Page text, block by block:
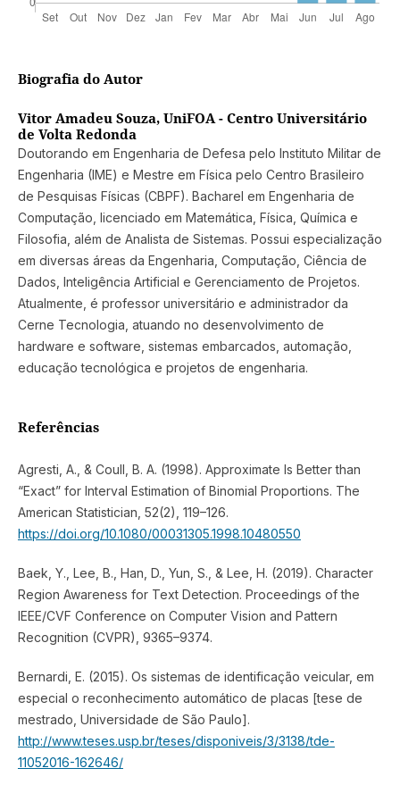
Biografia do Autor
Vitor Amadeu Souza, UniFOA - Centro Universitário
de Volta Redonda
Doutorando em Engenharia de Defesa pelo Instituto Militar de
Engenharia (IME) e Mestre em Física pelo Centro Brasileiro
de Pesquisas Físicas (CBPF). Bacharel em Engenharia de
Computação, licenciado em Matemática, Física, Química e
Filosofia, além de Analista de Sistemas. Possui especialização
em diversas áreas da Engenharia, Computação, Ciência de
Dados, Inteligência Artificial e Gerenciamento de Projetos.
Atualmente, é professor universitário e administrador da
Cerne Tecnologia, atuando no desenvolvimento de
hardware e software, sistemas embarcados, automação,
educação tecnológica e projetos de engenharia.
Referências
Agresti, A., & Coull, B. A. (1998). Approximate Is Better than
“Exact” for Interval Estimation of Binomial Proportions. The
American Statistician, 52(2), 119–126.
https://doi.org/10.1080/00031305.1998.10480550
Baek, Y., Lee, B., Han, D., Yun, S., & Lee, H. (2019). Character
Region Awareness for Text Detection. Proceedings of the
IEEE/CVF Conference on Computer Vision and Pattern
Recognition (CVPR), 9365–9374.
Bernardi, E. (2015). Os sistemas de identificação veicular, em
especial o reconhecimento automático de placas [tese de
mestrado, Universidade de São Paulo].
http://www.teses.usp.br/teses/disponiveis/3/3138/tde-
11052016-162646/